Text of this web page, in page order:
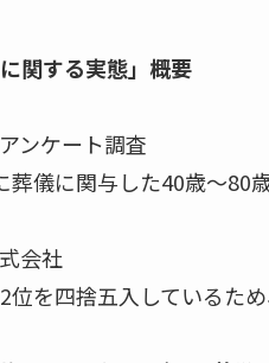
関する実態」概要
ンケート調査
儀に関与した40歳〜80
会社
を四捨五入しているた